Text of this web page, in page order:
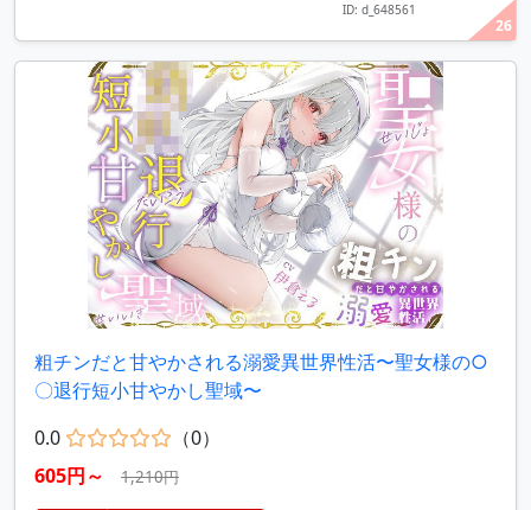
26
ID: d_648561
粗チンだと甘やかされる溺愛異世界性活〜聖女様の○
〇退行短小甘やかし聖域〜
0.0
（0）
605円～
1,210円